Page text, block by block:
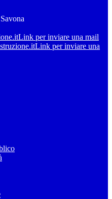
Link per inviare una mail
Link per inviare una